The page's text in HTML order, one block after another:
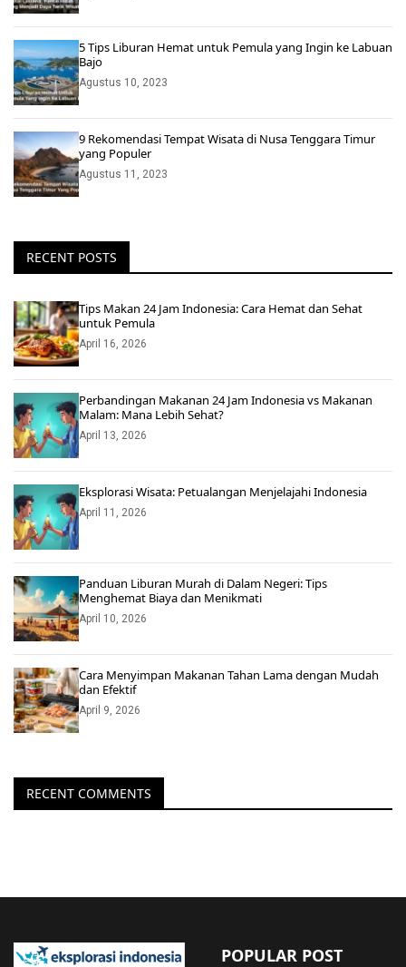
5 Tips Liburan Hemat untuk Pemula yang Ingin ke Labuan
Bajo
Agustus 10, 2023
9 Rekomendasi Tempat Wisata di Nusa Tenggara Timur
yang Populer
Agustus 11, 2023
RECENT POSTS
Tips Makan 24 Jam Indonesia: Cara Hemat dan Sehat
untuk Pemula
April 16, 2026
Perbandingan Makanan 24 Jam Indonesia vs Makanan
Malam: Mana Lebih Sehat?
April 13, 2026
Eksplorasi Wisata: Petualangan Menjelajahi Indonesia
April 11, 2026
Panduan Liburan Murah di Dalam Negeri: Tips
Menghemat Biaya dan Menikmati
April 10, 2026
Cara Menyimpan Makanan Tahan Lama dengan Mudah
dan Efektif
April 9, 2026
RECENT COMMENTS
POPULAR POST